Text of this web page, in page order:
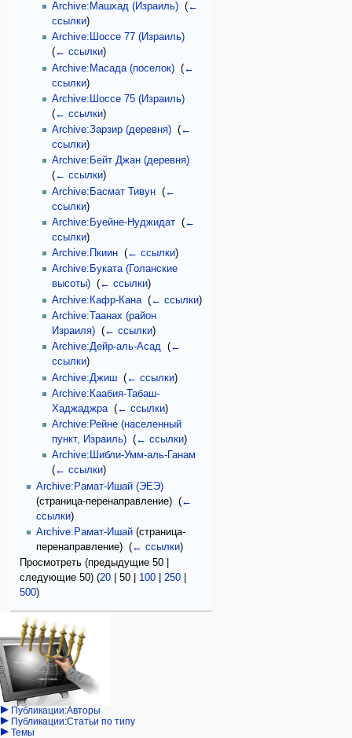
Archive:Машхад (Израиль) ‎(←
ссылки)
Archive:Шоссе 77 (Израиль)
(← ссылки)
Archive:Масада (поселок) ‎(←
ссылки)
Archive:Шоссе 75 (Израиль)
(← ссылки)
Archive:Зарзир (деревня) ‎(←
ссылки)
Archive:Бейт Джан (деревня)
(← ссылки)
Archive:Басмат Тивун ‎(←
ссылки)
Archive:Буейне-Нуджидат ‎(←
ссылки)
Archive:Пкиин ‎(← ссылки)
Archive:Буката (Голанские
высоты) ‎(← ссылки)
Archive:Кафр-Кана ‎(← ссылки)
Archive:Таанах (район
Израиля) ‎(← ссылки)
Archive:Дейр-аль-Асад ‎(←
ссылки)
Archive:Джиш ‎(← ссылки)
Archive:Каабия-Табаш-
Хаджаджра ‎(← ссылки)
Archive:Рейне (населенный
пункт, Израиль) ‎(← ссылки)
Archive:Шибли-Умм-аль-Ганам
(← ссылки)
Archive:Рамат-Ишай (ЭЕЭ)
(страница-перенаправление) ‎ (←
ссылки)
Archive:Рамат-Ишай(страница-
перенаправление) ‎ (← ссылки)
Просмотреть (предыдущие 50
следующие 50) (20 |50 100 |250
500)
Навигация
персональные инструменты
войти
запрос
учётной
записи
категории
Израиль:Страна и
государство
Иудаизм
Народ
Проекты
Проекты/Участники/
дополнения
Публикации:Авторы
Публикации:Статьи по типу
Темы